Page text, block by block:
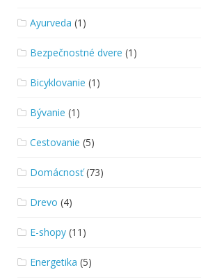
Ayurveda (1)
Bezpečnostné dvere (1)
Bicyklovanie (1)
Bývanie (1)
Cestovanie (5)
Domácnosť(73)
Drevo (4)
E-shopy (11)
Energetika (5)